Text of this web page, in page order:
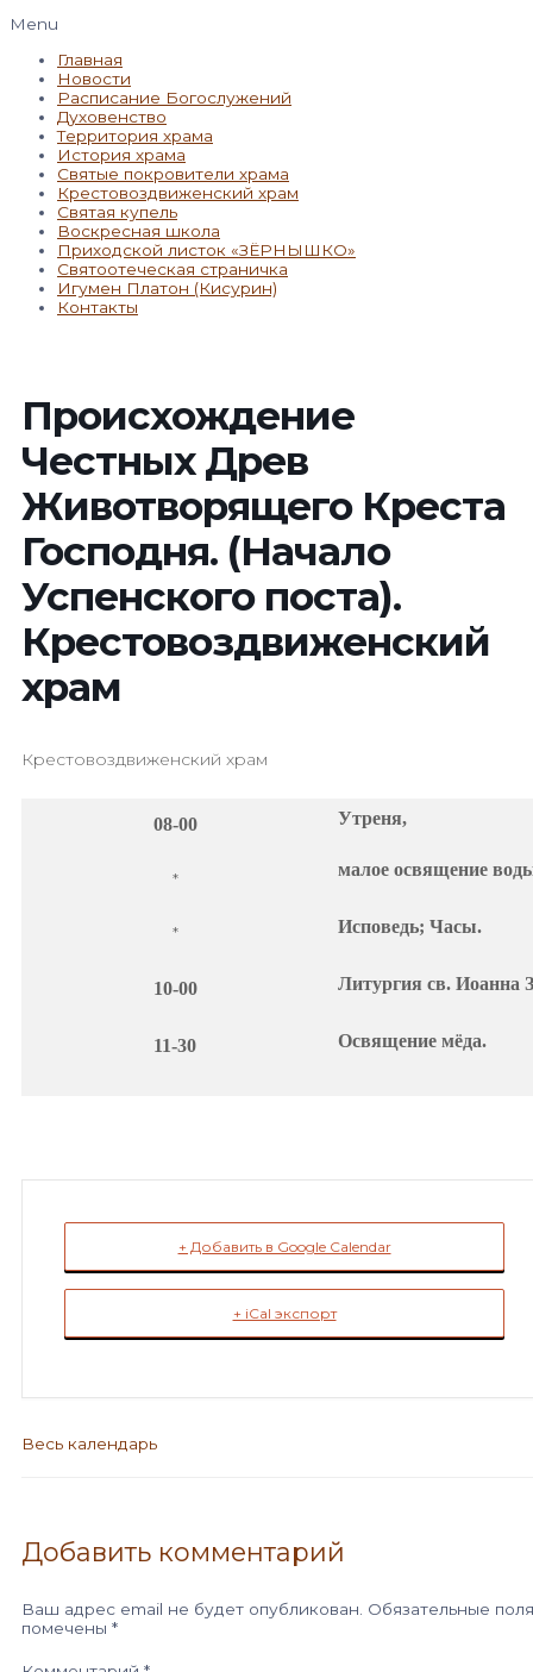
Menu
Главная
Новости
Расписание Богослужений
Духовенство
Территория храма
История храма
Святые покровители храма
Крестовоздвиженский храм
Святая купель
Воскресная школа
Приходской листок «ЗЁРНЫШКО»
Святоотеческая страничка
Игумен Платон (Кисурин)
Контакты
Происхождение
Честных Древ
Животворящего Креста
Господня. (Начало
Успенского поста).
Крестовоздвиженский
храм
Крестовоздвиженский храм
08-00
*
*
10-00
11-30
Утреня,
малое освящение
Исповедь; Часы.
Литургия св. Иоанна
Освящение мёда.
+ Добавить в Google Calendar
+ iCal экспорт
Весь календарь
Добавить комментарий
Ваш адрес email не будет опубликован. Обязательные поля
помечены *